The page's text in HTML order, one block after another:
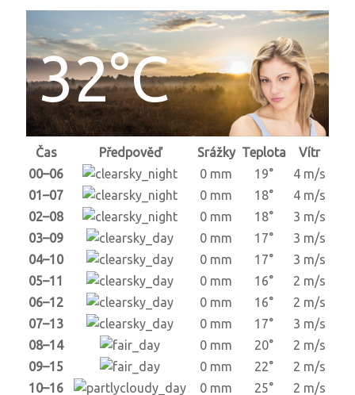
32°C
Čas Předpověď Srážky Teplota
Vítr
00–06
0 mm 19°
4 m/s
01–07
0 mm 18°
4 m/s
02–08
0 mm 18°
3 m/s
03–09
0 mm 17°
3 m/s
04–10
0 mm 17°
3 m/s
05–11
0 mm 16°
2 m/s
06–12
0 mm 16°
2 m/s
07–13
0 mm 17°
3 m/s
08–14
0 mm 20°
2 m/s
09–15
0 mm 22°
2 m/s
10–16
0 mm 25°
2 m/s